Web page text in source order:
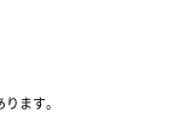
ます。